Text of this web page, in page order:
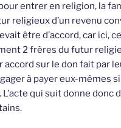
entrer en religion, la
religieux d’un revenu
être d’accord, car ici,
2 frères du futur
accord sur le don fait par
à payer eux-mêmes si
qui suit donne donc